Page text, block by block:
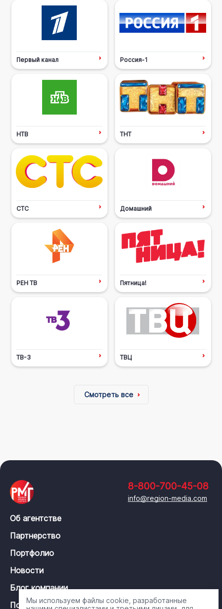
Первый канал Россия-1
НТВ ТНТ
СТС Домашний
РЕН ТВ Пятница!
ТВ-3 ТВЦ
Смотреть все
8-800-700-45-08
info@region-media.com
Об агентстве
Партнерство
Портфолио
Новости
Блог компании
Политика конфиденциальности
Мы используем файлы cookie, разработанные